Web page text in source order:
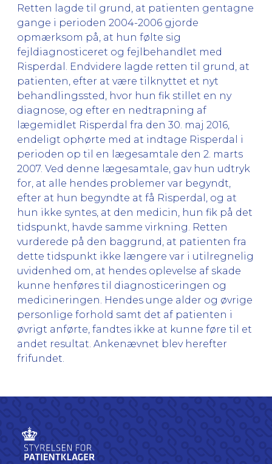
Retten lagde til grund, at patienten gentagne
gange i perioden 2004-2006 gjorde
opmærksom på, at hun følte sig
fejldiagnosticeret og fejlbehandlet med
Risperdal. Endvidere lagde retten til grund, at
patienten, efter at være tilknyttet et nyt
behandlingssted, hvor hun fik stillet en ny
diagnose, og efter en nedtrapning af
lægemidlet Risperdal fra den 30. maj 2016,
endeligt ophørte med at indtage Risperdal i
perioden op til en lægesamtale den 2. marts
2007. Ved denne lægesamtale, gav hun udtryk
for, at alle hendes problemer var begyndt,
efter at hun begyndte at få Risperdal, og at
hun ikke syntes, at den medicin, hun fik på det
tidspunkt, havde samme virkning. Retten
vurderede på den baggrund, at patienten fra
dette tidspunkt ikke længere var i utilregnelig
uvidenhed om, at hendes oplevelse af skade
kunne henføres til diagnosticeringen og
medicineringen. Hendes unge alder og øvrige
personlige forhold samt det af patienten i
øvrigt anførte, fandtes ikke at kunne føre til et
andet resultat. Ankenævnet blev herefter
frifundet.